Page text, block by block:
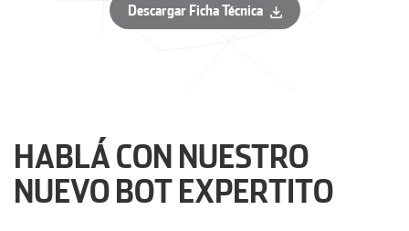
Descargar Ficha Técnica
HABLÁ CON NUESTRO
NUEVO BOT EXPERTITO